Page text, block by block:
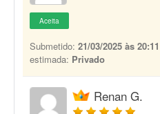
Aceita
Submetido: 21/03/2025 às 20:11
estimada: Privado
Renan G.